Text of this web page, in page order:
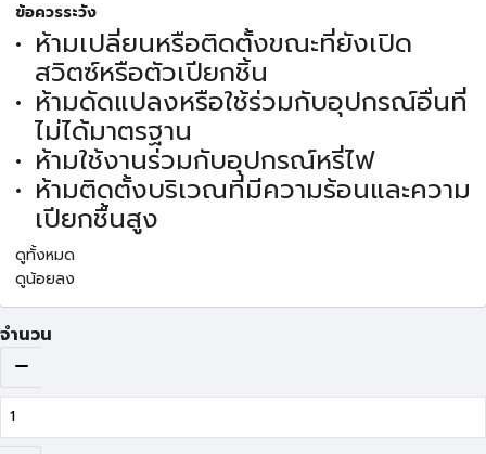
ข้อควรระวัง
ห้ามเปลี่ยนหรือติดตั้งขณะที่ยังเปิด
สวิตซ์หรือตัวเปียกชิ้น
ห้ามดัดแปลงหรือใช้ร่วมกับอุปกรณ์อื่นที่
ไม่ได้มาตรฐาน
ห้ามใช้งานร่วมกับอุปกรณ์หรี่ไฟ
ห้ามติดตั้งบริเวณที่มีความร้อนและความ
เปียกชื้นสูง
ดูทั้งหมด
ดูน้อยลง
จำนวน